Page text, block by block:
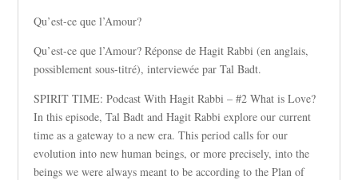
Qu’est-ce que l’Amour?
Qu’est-ce que l’Amour? Réponse de Hagit Rabbi (en anglais,
possiblement sous-titré), interviewée par Tal Badt.
SPIRIT TIME: Podcast With Hagit Rabbi – #2 What is Love?
In this episode, Tal Badt and Hagit Rabbi explore our current
time as a gateway to a new era. This period calls for our
evolution into new human beings, or more precisely, into the
beings we were always meant to be according to the Plan of